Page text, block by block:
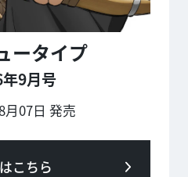
ータイプ
9月号
月07日 発売
こちら